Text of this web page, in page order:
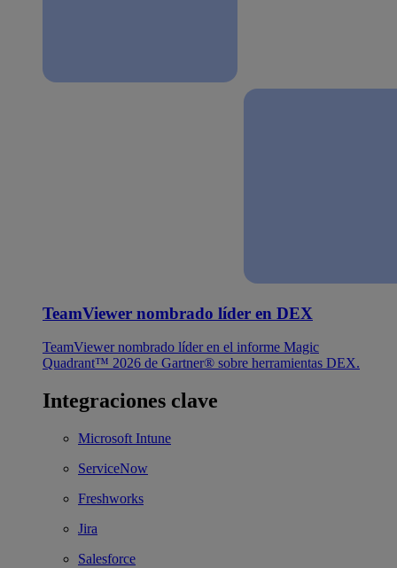
TeamViewer nombrado líder en DEX
TeamViewer nombrado líder en el informe Magic
Quadrant™ 2026 de Gartner® sobre herramientas DEX.
Integraciones clave
Microsoft Intune
ServiceNow
Freshworks
Jira
Salesforce